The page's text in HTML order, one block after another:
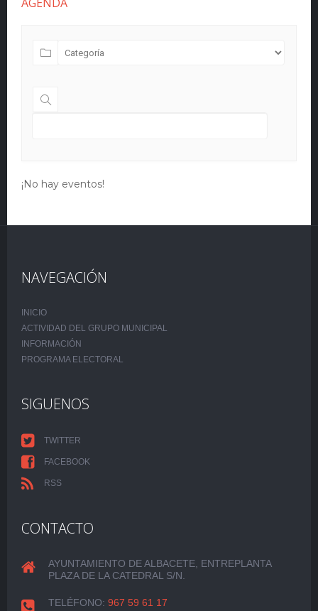
¡No hay eventos!
NAVEGACIÓN
INICIO
ACTIVIDAD DEL GRUPO MUNICIPAL
INFORMACIÓN
PROGRAMA ELECTORAL
SIGUENOS
TWITTER
FACEBOOK
RSS
CONTACTO
AYUNTAMIENTO DE ALBACETE, ENTREPLANTA
PLAZA DE LA CATEDRAL S/N.
TELÉFONO: 967 59 61 17